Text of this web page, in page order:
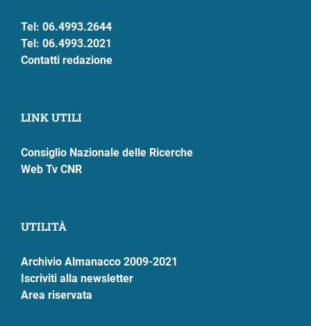
Tel: 06.4993.2644
Tel: 06.4993.2021
Contatti redazione
LINK UTILI
Consiglio Nazionale delle Ricerche
Web Tv CNR
UTILITÀ
Archivio Almanacco 2009-2021
Iscriviti alla newsletter
Area riservata